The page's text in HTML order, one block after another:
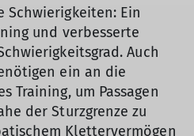
Schwierigkeiten: Ein
und verbesserte
Auch
ein an die
Training, um Passagen
der Sturzgrenze zu
Klettervermögen